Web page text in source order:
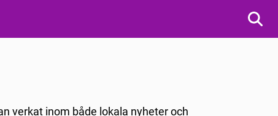
verkat inom både lokala nyheter och